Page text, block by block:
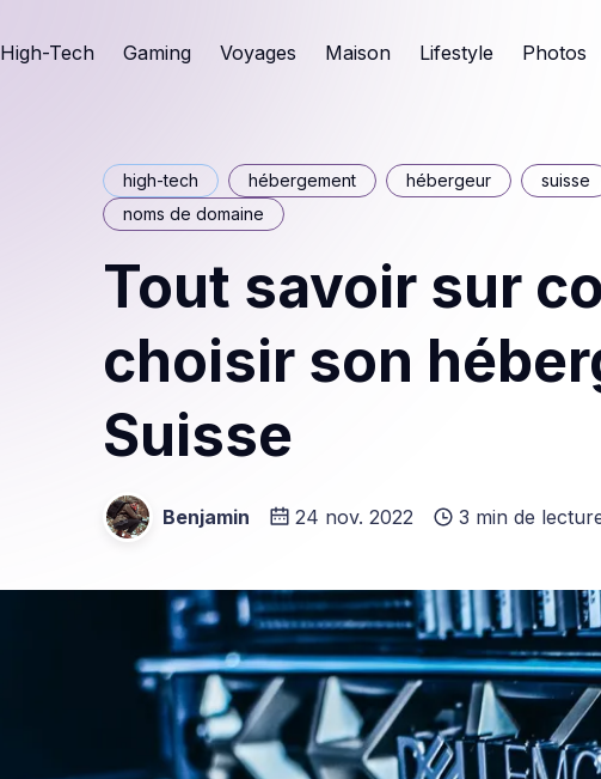
High-Tech Gaming Voyages Maison Lifestyle Photos
high-tech hébergement hébergeur suisse
noms de domaine
Tout savoir sur
choisir son
Suisse
Benjamin 24 nov. 2022 3 min de